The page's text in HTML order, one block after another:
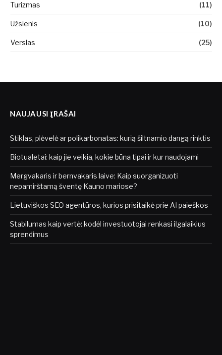
Turizmas (11)
Užsienis (10)
Verslas (25)
NAUJAUSI ĮRAŠAI
Stiklas, plėvelė ar polikarbonatas: kurią šiltnamio dangą rinktis
Biotualetai: kaip jie veikia, kokie būna tipai ir kur naudojami
Mergvakaris ir bernvakaris laive: Kaip suorganizuoti
nepamirštamą šventę Kauno mariose?
Lietuviškos SEO agentūros, kurios prisitaikė prie AI paieškos
Stabilumas kaip vertė: kodėl investuotojai renkasi ilgalaikius
sprendimus